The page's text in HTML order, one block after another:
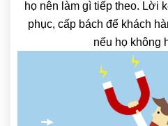
họ nên làm gì tiếp theo. Lời
phục, cấp bách để khách
nếu họ không